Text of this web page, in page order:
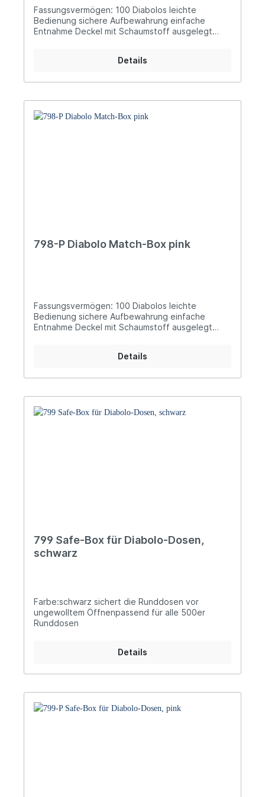
Fassungsvermögen: 100 Diabolos leichte
Bedienung sichere Aufbewahrung einfache
Entnahme Deckel mit Schaumstoff ausgelegt
Details
798-P Diabolo Match-Box pink
Fassungsvermögen: 100 Diabolos leichte
Bedienung sichere Aufbewahrung einfache
Entnahme Deckel mit Schaumstoff ausgelegt
Details
799 Safe-Box für Diabolo-Dosen,
schwarz
Farbe:schwarz sichert die Runddosen vor
ungewolltem Öffnenpassend für alle 500er
Runddosen
Details